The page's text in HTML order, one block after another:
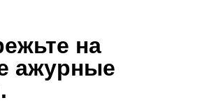
на
ажурные